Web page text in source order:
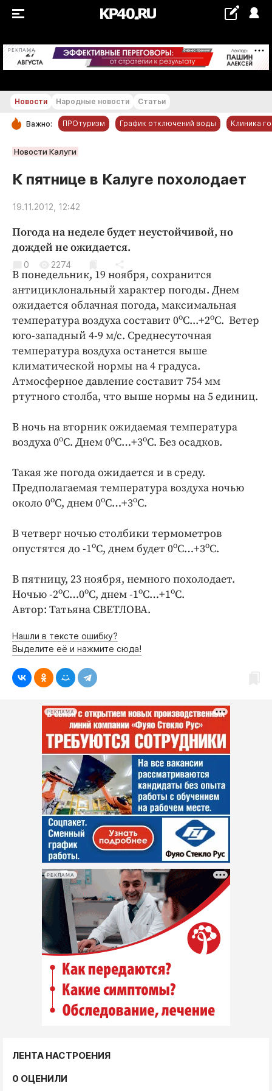
РЕКЛАМА +26...+27 °С
РУБРИКИ
Новости компаний
Статьи
Народные новости
Авто и транспорт
Благоустройство
Криминал
Культура
Недвижимость и ЖКХ
Образование
Общество
Погода
Праздники
Спорт
Экономика и бизнес
ПРОЕКТЫ
Блоги
Издания
Медиаперсона
Интересное чтиво
Бренд года
Работодатель года
Новости Народные новости Статьи
Важно: ПРОтуризм График отключений воды Клиника
Новости Калуги
К пятнице в Калуге похолодает
19.11.2012, 12:42
Погода на неделе будет неустойчивой, но
дождей не ожидается.
0 2274
В понедельник, 19 ноября, сохранится
антициклональный характер погоды. Днем
ожидается облачная погода, максимальная
температура воздуха составит 0оС...+2оС. Ветер
юго-западный 4-9 м/с. Среднесуточная
температура воздуха останется выше
климатической нормы на 4 градуса.
Атмосферное давление составит 754 мм
ртутного столба, что выше нормы на 5 единиц.
В ночь на вторник ожидаемая температура
воздуха 0оС. Днем 0оС…+3оС. Без осадков.
Такая же погода ожидается и в среду.
Предполагаемая температура воздуха ночью
около 0оС, днем 0оС…+3оС.
В четверг ночью столбики термометров
опустятся до -1оС, днем будет 0оС…+3оС.
В пятницу, 23 ноября, немного похолодает.
Ночью -2оС…0оС, днем -1оС…+1оС.
Автор: Татьяна СВЕТЛОВА.
Нашли в тексте ошибку?
Выделите её и нажмите сюда!
РЕКЛАМА
РЕКЛАМА
ЛЕНТА НАСТРОЕНИЯ
0 ОЦЕНИЛИ